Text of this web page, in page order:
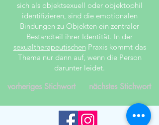
sich als objektsexuell oder objektophil
identifizieren, sind die emotionalen
Bindungen zu Objekten ein zentraler
Bestandteil ihrer Identität. In der
sexualtherapeutischen Praxis kommt das
Thema nur dann auf, wenn die Person
darunter leidet.
vorheriges Stichwort nächstes Stichwort